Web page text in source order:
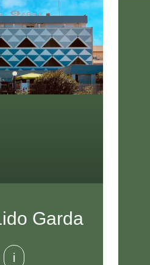
Garda
i